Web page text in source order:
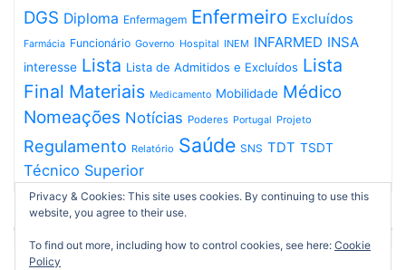
DGS Diploma Enfermagem Enfermeiro Excluídos
Farmácia Funcionário Governo Hospital INEM INFARMED INSA
interesse Lista Lista de Admitidos e Excluídos Lista
Final Materiais Medicamento Mobilidade Médico
Nomeações Notícias Poderes Portugal Projeto
Regulamento Relatório Saúde SNS TDT TSDT
Técnico Superior
Privacy & Cookies: This site uses cookies. By continuing to use this
website, you agree to their use.
To find out more, including how to control cookies, see here: Cookie
Policy